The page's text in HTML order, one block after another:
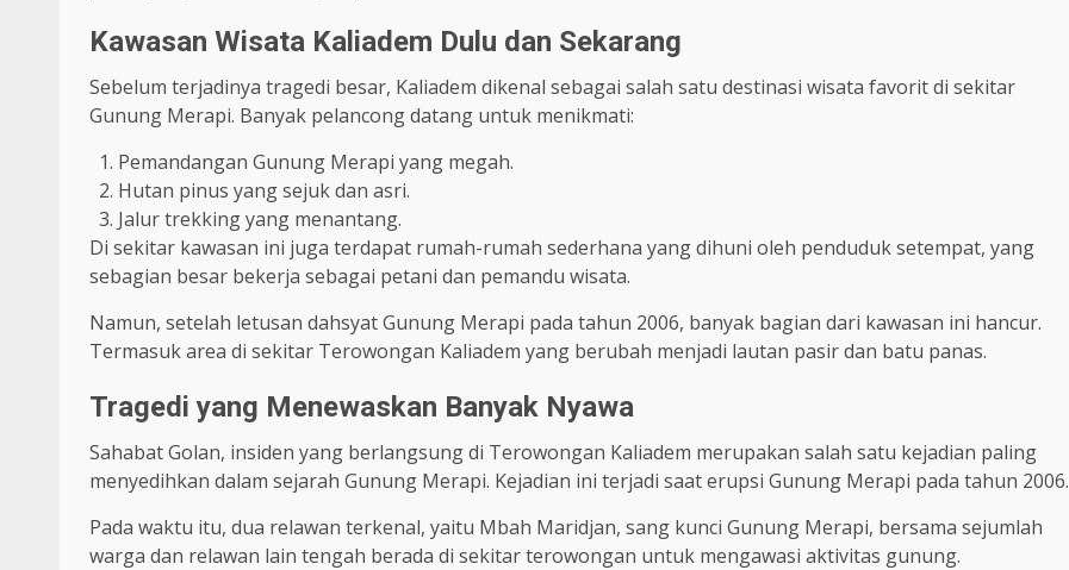
Kawasan Wisata Kaliadem Dulu dan Sekarang
Sebelum terjadinya tragedi besar, Kaliadem dikenal sebagai salah satu destinasi wisata favorit di sekitar
Gunung Merapi. Banyak pelancong datang untuk menikmati:
Pemandangan Gunung Merapi yang megah.
Hutan pinus yang sejuk dan asri.
Jalur trekking yang menantang.
Di sekitar kawasan ini juga terdapat rumah-rumah sederhana yang dihuni oleh penduduk setempat, yang
sebagian besar bekerja sebagai petani dan pemandu wisata.
Namun, setelah letusan dahsyat Gunung Merapi pada tahun 2006, banyak bagian dari kawasan ini hancur.
Termasuk area di sekitar Terowongan Kaliadem yang berubah menjadi lautan pasir dan batu panas.
Tragedi yang Menewaskan Banyak Nyawa
Sahabat Golan, insiden yang berlangsung di Terowongan Kaliadem merupakan salah satu kejadian paling
menyedihkan dalam sejarah Gunung Merapi. Kejadian ini terjadi saat erupsi Gunung Merapi pada tahun 2006.
Pada waktu itu, dua relawan terkenal, yaitu Mbah Maridjan, sang kunci Gunung Merapi, bersama sejumlah
warga dan relawan lain tengah berada di sekitar terowongan untuk mengawasi aktivitas gunung.